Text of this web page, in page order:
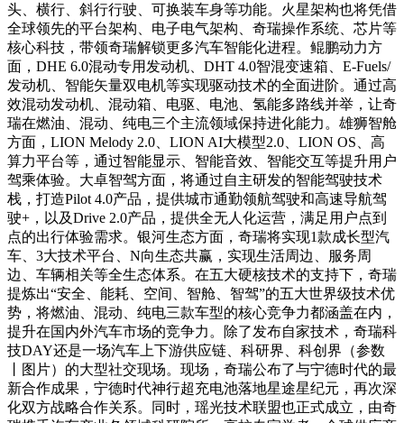
头、横行、斜行行驶、可换装车身等功能。火星架构也将凭借
全球领先的平台架构、电子电气架构、奇瑞操作系统、芯片等
核心科技，带领奇瑞解锁更多汽车智能化进程。鲲鹏动力方
面，DHE 6.0混动专用发动机、DHT 4.0智混变速箱、E-Fuels/
发动机、智能矢量双电机等实现驱动技术的全面进阶。通过高
效混动发动机、混动箱、电驱、电池、氢能多路线并举，让奇
瑞在燃油、混动、纯电三个主流领域保持进化能力。雄狮智舱
方面，LION Melody 2.0、LION AI大模型2.0、LION OS、高
算力平台等，通过智能显示、智能音效、智能交互等提升用户
驾乘体验。大卓智驾方面，将通过自主研发的智能驾驶技术
栈，打造Pilot 4.0产品，提供城市通勤领航驾驶和高速导航驾
驶+，以及Drive 2.0产品，提供全无人化运营，满足用户点到
点的出行体验需求。银河生态方面，奇瑞将实现1款成长型汽
车、3大技术平台、N向生态共赢，实现生活周边、服务周
边、车辆相关等全生态体系。在五大硬核技术的支持下，奇瑞
提炼出“安全、能耗、空间、智舱、智驾”的五大世界级技术优
势，将燃油、混动、纯电三款车型的核心竞争力都涵盖在内，
提升在国内外汽车市场的竞争力。除了发布自家技术，奇瑞科
技DAY还是一场汽车上下游供应链、科研界、科创界（参数
丨图片）的大型社交现场。现场，奇瑞公布了与宁德时代的最
新合作成果，宁德时代神行超充电池落地星途星纪元，再次深
化双方战略合作关系。同时，瑶光技术联盟也正式成立，由奇